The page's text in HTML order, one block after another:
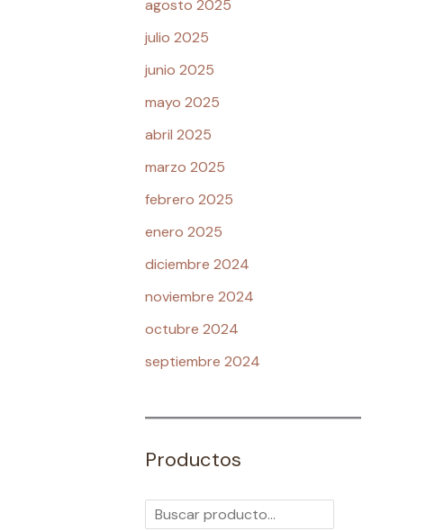
agosto 2025
julio 2025
junio 2025
mayo 2025
abril 2025
marzo 2025
febrero 2025
enero 2025
diciembre 2024
noviembre 2024
octubre 2024
septiembre 2024
Productos